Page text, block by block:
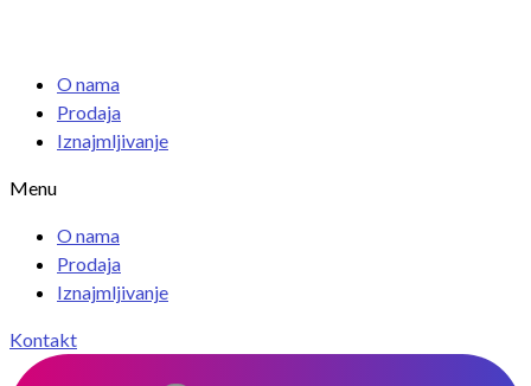
O nama
Prodaja
Iznajmljivanje
Menu
O nama
Prodaja
Iznajmljivanje
Kontakt